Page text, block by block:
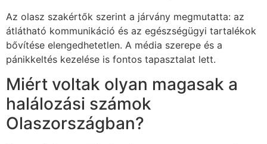
Az olasz szakértők szerint a járvány megmutatta: az
átlátható kommunikáció és az egészségügyi tartalékok
bővítése elengedhetetlen. A média szerepe és a
pánikkeltés kezelése is fontos tapasztalat lett.
Miért voltak olyan magasak a
halálozási számok
Olaszországban?